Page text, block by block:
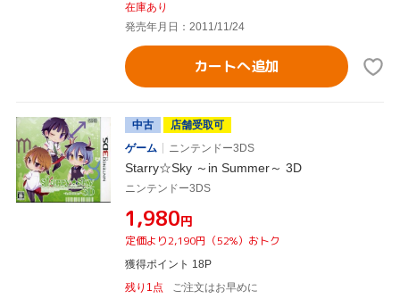
在庫あり
発売年月日：2011/11/24
カートへ追加
中古
店舗受取可
ゲーム
ニンテンドー3DS
Starry☆Sky ～in Summer～ 3D
ニンテンドー3DS
¥1,980円
定価より2,190円（52%）おトク
獲得ポイント 18P
残り1点
ご注文はお早めに